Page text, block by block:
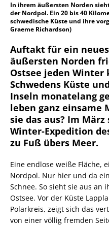
In ihrem äußersten Norden
der Nordpol. Ein 20 bis 40
schwedische Küste und ihre
Graeme Richardson)
Auftakt für ein
äußersten Norden
Ostsee jeden
Schwedens Küste
Inseln monatelang
leben ganz einsame
sie das aus? Im
Winter-Expedition
zu Fuß übers Meer.
Eine endlose weiße Fläche,
Nordpol. Nur hier und da
Schnee. So sieht sie aus an
Ostsee. Vor der Küste
Polarkreis, zeigt sich das
von einer völlig fremden